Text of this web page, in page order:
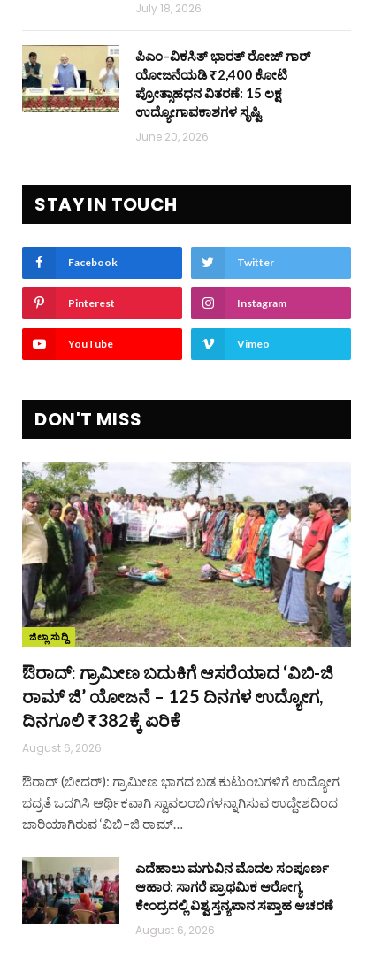
July 18, 2026
ಪಿಎಂ–ವಿಕಸಿತ್ ಭಾರತ್ ರೋಜ್‌ ಗಾರ್
ಯೋಜನೆಯಡಿ ₹2,400 ಕೋಟಿ
ಪ್ರೋತ್ಸಾಹಧನ ವಿತರಣೆ: 15 ಲಕ್ಷ
ಉದ್ಯೋಗಾವಕಾಶಗಳ ಸೃಷ್ಟಿ
June 20, 2026
STAY IN TOUCH
Facebook Twitter
Pinterest Instagram
YouTube Vimeo
DON'T MISS
ಜಿಲ್ಲಾ ಸುದ್ದಿ
ಔರಾದ್: ಗ್ರಾಮೀಣ ಬದುಕಿಗೆ ಆಸರೆಯಾದ ‘ವಿಬಿ-ಜಿ
ರಾಮ್ ಜಿ’ ಯೋಜನೆ – 125 ದಿನಗಳ ಉದ್ಯೋಗ,
ದಿನಗೂಲಿ ₹382ಕ್ಕೆ ಏರಿಕೆ
August 6, 2026
ಔರಾದ್ (ಬೀದರ್): ಗ್ರಾಮೀಣ ಭಾಗದ ಬಡ ಕುಟುಂಬಗಳಿಗೆ ಉದ್ಯೋಗ
ಭದ್ರತೆ ಒದಗಿಸಿ ಆರ್ಥಿಕವಾಗಿ ಸ್ವಾವಲಂಬಿಗಳನ್ನಾಗಿಸುವ ಉದ್ದೇಶದಿಂದ
ಜಾರಿಯಾಗಿರುವ ‘ವಿಬಿ–ಜಿ ರಾಮ್…
ಎದೆಹಾಲು ಮಗುವಿನ ಮೊದಲ ಸಂಪೂರ್ಣ
ಆಹಾರ: ಸಾಗರೆ ಪ್ರಾಥಮಿಕ ಆರೋಗ್ಯ
ಕೇಂದ್ರದಲ್ಲಿ ವಿಶ್ವ ಸ್ತನ್ಯಪಾನ ಸಪ್ತಾಹ ಆಚರಣೆ
August 6, 2026